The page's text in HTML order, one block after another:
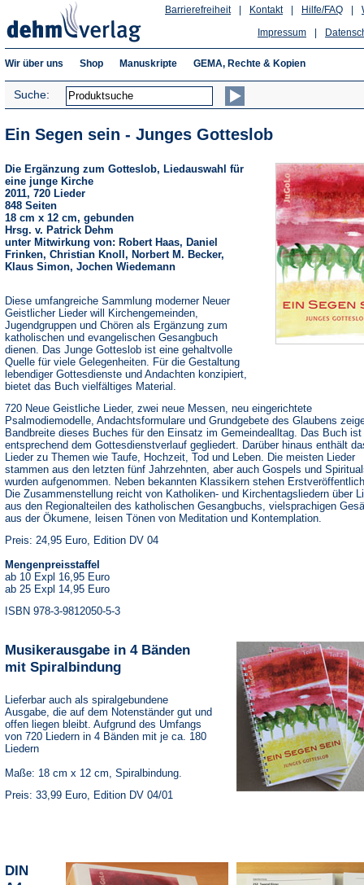
Hilfe/FAQ
Kontakt
Barrierefreiheit
Impressum
Wir über uns Shop Manuskripte GEMA, Rechte & Kopien
Suche:
Ein Segen sein - Junges Gotteslob
Die Ergänzung zum Gotteslob, Liedauswahl für
eine junge Kirche
2011, 720 Lieder
848 Seiten
18 cm x 12 cm, gebunden
Hrsg. v. Patrick Dehm
unter Mitwirkung von: Robert Haas, Daniel
Frinken, Christian Knoll, Norbert M. Becker,
Klaus Simon, Jochen Wiedemann
Diese umfangreiche Sammlung moderner Neuer
Geistlicher Lieder will Kirchengemeinden,
Jugendgruppen und Chören als Ergänzung zum
katholischen und evangelischen Gesangbuch
dienen. Das Junge Gotteslob ist eine gehaltvolle
Quelle für viele Gelegenheiten. Für die Gestaltung
lebendiger Gottesdienste und Andachten konzipiert,
bietet das Buch vielfältiges Material.
720 Neue Geistliche Lieder, zwei neue Messen, neu eingerichtete
Psalmodiemodelle, Andachtsformulare und Grundgebete des Glaubens
Bandbreite dieses Buches für den Einsatz im Gemeindealltag. Das Buch ist
entsprechend dem Gottesdienstverlauf gegliedert. Darüber hinaus enthält
Lieder zu Themen wie Taufe, Hochzeit, Tod und Leben. Die meisten Lieder
stammen aus den letzten fünf Jahrzehnten, aber auch Gospels und
wurden aufgenommen. Neben bekannten Klassikern stehen
Die Zusammenstellung reicht von Katholiken- und Kirchentagsliedern über
aus den Regionalteilen des katholischen Gesangbuchs, vielsprachigen
aus der Ökumene, leisen Tönen von Meditation und Kontemplation.
Preis: 24,95 Euro, Edition DV 04
Mengenpreisstaffel
ab 10 Expl 16,95 Euro
ab 25 Expl 14,95 Euro
ISBN 978-3-9812050-5-3
Musikerausgabe in 4 Bänden
mit Spiralbindung
Lieferbar auch als spiralgebundene
Ausgabe, die auf dem Notenständer gut und
offen liegen bleibt. Aufgrund des Umfangs
von 720 Liedern in 4 Bänden mit je ca. 180
Liedern
Maße: 18 cm x 12 cm, Spiralbindung.
Preis: 33,99 Euro, Edition DV 04/01
DIN